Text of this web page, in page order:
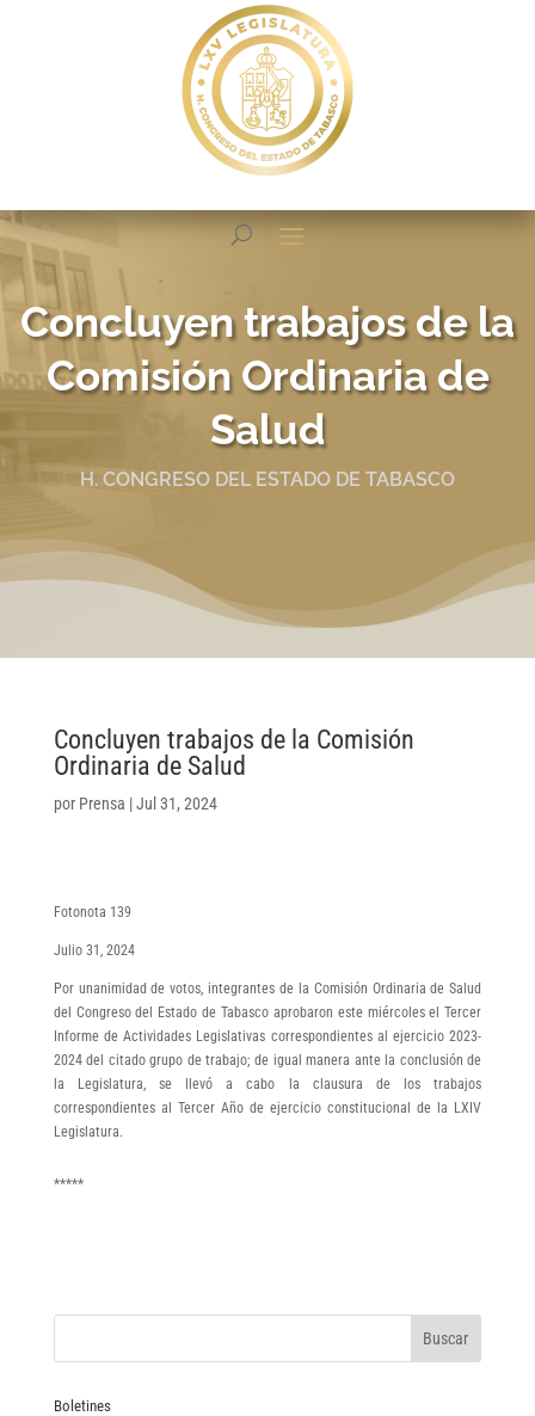
Concluyen trabajos de la
Comisión Ordinaria de
Salud
H. CONGRESO DEL ESTADO DE TABASCO
Concluyen trabajos de la Comisión
Ordinaria de Salud
por Prensa |Jul 31, 2024
Fotonota 139
Julio 31, 2024
Por unanimidad de votos, integrantes de la Comisión Ordinaria de Salud
del Congreso del Estado de Tabasco aprobaron este miércoles el Tercer
Informe de Actividades Legislativas correspondientes al ejercicio 2023-
2024 del citado grupo de trabajo; de igual manera ante la conclusión de
la Legislatura, se llevó a cabo la clausura de los trabajos
correspondientes al Tercer Año de ejercicio constitucional de la LXIV
Legislatura.
*****
Boletines